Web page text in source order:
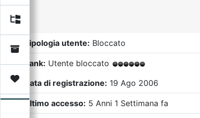
Archivio
Video
Forum
Donazione
Tipologia utente: Bloccato
Rank: Utente bloccato
Data di registrazione: 19 Ago 2006
Ultimo accesso: 5 Anni 1 Settimana fa